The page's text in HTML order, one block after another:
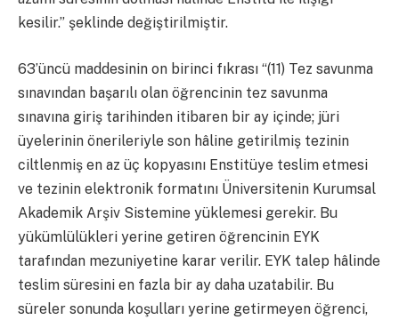
kesilir.” şeklinde değiştirilmiştir.
63’üncü maddesinin on birinci fıkrası “(11) Tez savunma
sınavından başarılı olan öğrencinin tez savunma
sınavına giriş tarihinden itibaren bir ay içinde; jüri
üyelerinin önerileriyle son hâline getirilmiş tezinin
ciltlenmiş en az üç kopyasını Enstitüye teslim etmesi
ve tezinin elektronik formatını Üniversitenin Kurumsal
Akademik Arşiv Sistemine yüklemesi gerekir. Bu
yükümlülükleri yerine getiren öğrencinin EYK
tarafından mezuniyetine karar verilir. EYK talep hâlinde
teslim süresini en fazla bir ay daha uzatabilir. Bu
süreler sonunda koşulları yerine getirmeyen öğrenci,